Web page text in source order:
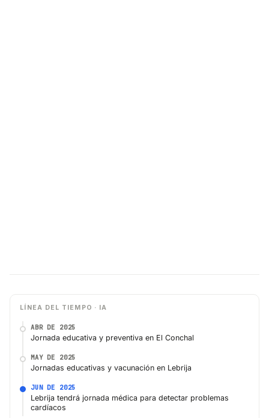
LÍNEA DEL TIEMPO · IA
ABR DE 2025
Jornada educativa y preventiva en El Conchal
MAY DE 2025
Jornadas educativas y vacunación en Lebrija
JUN DE 2025
Lebrija tendrá jornada médica para detectar problemas
cardíacos